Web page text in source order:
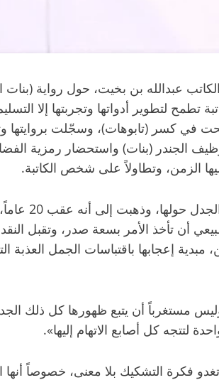
عبدالله بن بخيت، حول رواية
لتطوير أدواتها وتجربتها إلا
في كسر (تابوهات)، وسجّلت بروايتها
الجندر (بنات) واستحضار رمزية
الزمن، وتطاولاً على شخص الكاتبة.
وترى الكاتبة ميسون أبو بكر في رجاء
أن تأخذ الأمر بسعة صدر، وتقبل
إعجابها باقتباسات الجمل العذبة
مستغرباً أن يتبع ظهورها كل ذلك
لتتجه كل أصابع الاتهام إليها».
فكرة التشكيك بلا معنى، خصوصاً أنها